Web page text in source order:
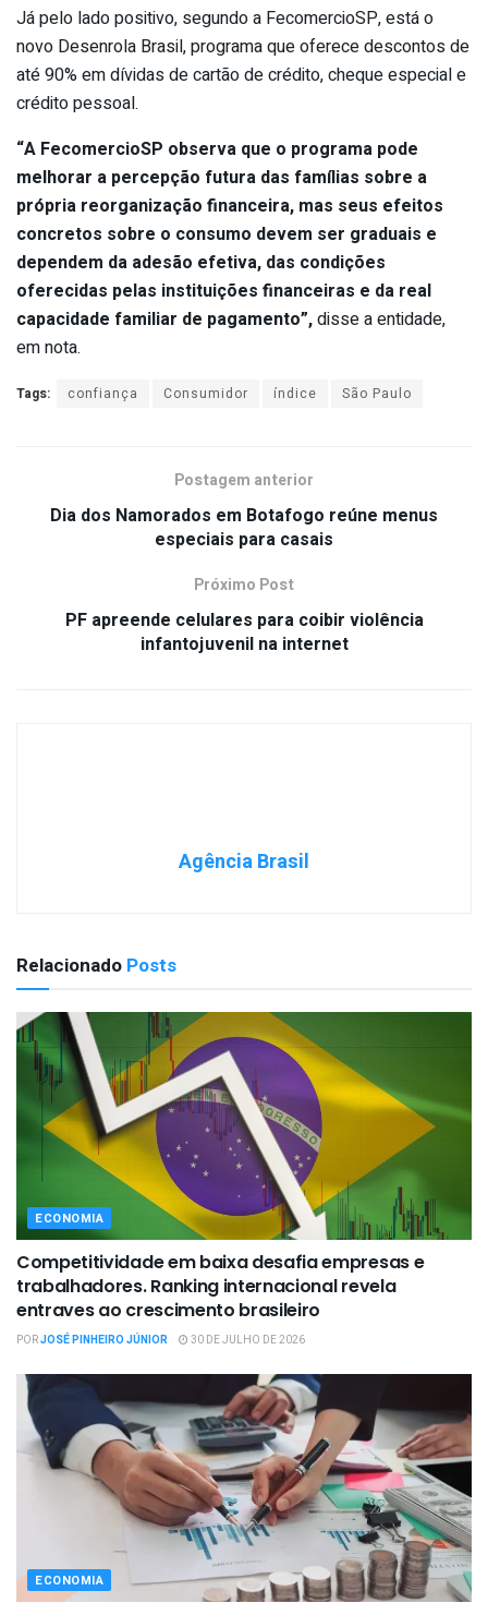
Já pelo lado positivo, segundo a FecomercioSP, está o
novo Desenrola Brasil, programa que oferece descontos de
até 90% em dívidas de cartão de crédito, cheque especial e
crédito pessoal.
“A FecomercioSP observa que o programa pode
melhorar a percepção futura das famílias sobre a
própria reorganização financeira, mas seus efeitos
concretos sobre o consumo devem ser graduais e
dependem da adesão efetiva, das condições
oferecidas pelas instituições financeiras e da real
capacidade familiar de pagamento”,disse a entidade,
em nota.
Tags: confiança Consumidor índice São Paulo
Postagem anterior
Dia dos Namorados em Botafogo reúne menus
especiais para casais
Próximo Post
PF apreende celulares para coibir violência
infantojuvenil na internet
Agência Brasil
Relacionado Posts
ECONOMIA
Competitividade em baixa desafia empresas e
trabalhadores. Ranking internacional revela
entraves ao crescimento brasileiro
PORJOSÉ PINHEIRO JÚNIOR 30 DE JULHO DE 2026
ECONOMIA